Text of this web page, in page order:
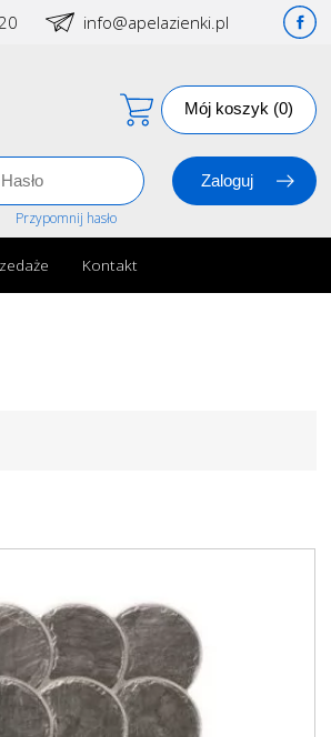
info@apelazienki.pl
Mój koszyk (0)
Przypomnij hasło
Kontakt